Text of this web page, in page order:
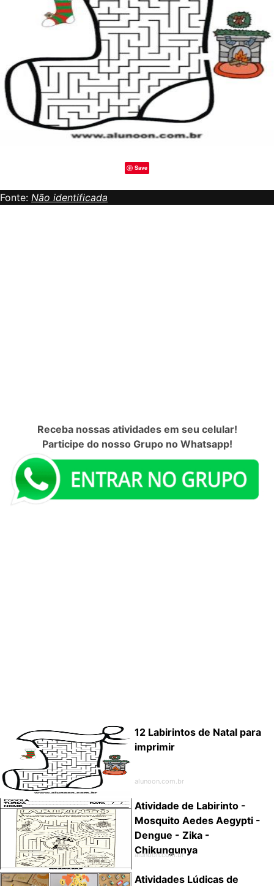
Save
Fonte: Não identificada
Receba nossas atividades em seu celular!
Participe do nosso Grupo no Whatsapp!
12 Labirintos de Natal para
imprimir
alunoon.com.br
Atividade de Labirinto -
Mosquito Aedes Aegypti -
Dengue - Zika -
Chikungunya
alunoon.com.br
Atividades Lúdicas de